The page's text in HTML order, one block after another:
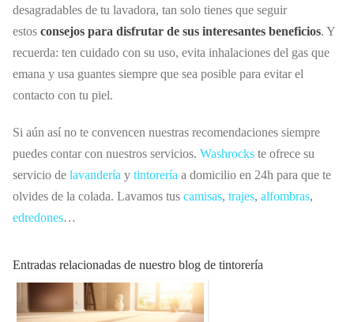
desagradables de tu lavadora, tan solo tienes que seguir
estos consejos para disfrutar de sus interesantes beneficios. Y
recuerda: ten cuidado con su uso, evita inhalaciones del gas que
emana y usa guantes siempre que sea posible para evitar el
contacto con tu piel.
Si aún así no te convencen nuestras recomendaciones siempre
puedes contar con nuestros servicios. Washrocks te ofrece su
servicio de lavandería y tintorería a domicilio en 24h para que te
olvides de la colada. Lavamos tus camisas, trajes, alfombras,
edredones…
Entradas relacionadas de nuestro blog de tintorería